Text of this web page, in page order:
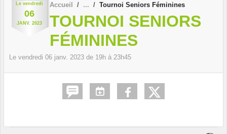
Le vendredi
06
JANV. 2023
Accueil Tournoi Seniors Féminines
TOURNOI SENIORS
FÉMININES
Le vendredi 06 janv. 2023 de 19h à 23h45